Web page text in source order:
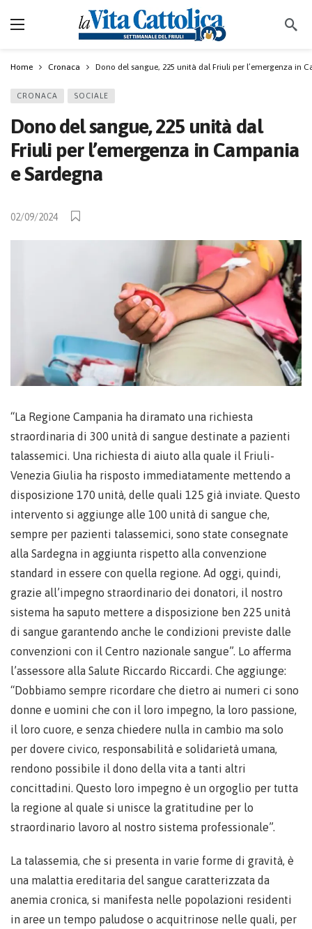
Home Cronaca Dono del sangue, 225 unità dal Friuli per l’emergenza in
CRONACA SOCIALE
Dono del sangue, 225 unità dal
Friuli per l’emergenza in Campania
e Sardegna
02/09/2024
“La Regione Campania ha diramato una richiesta
straordinaria di 300 unità di sangue destinate a pazienti
talassemici. Una richiesta di aiuto alla quale il Friuli-
Venezia Giulia ha risposto immediatamente mettendo a
disposizione 170 unità, delle quali 125 già inviate. Questo
intervento si aggiunge alle 100 unità di sangue che,
sempre per pazienti talassemici, sono state consegnate
alla Sardegna in aggiunta rispetto alla convenzione
standard in essere con quella regione. Ad oggi, quindi,
grazie all’impegno straordinario dei donatori, il nostro
sistema ha saputo mettere a disposizione ben 225 unità
di sangue garantendo anche le condizioni previste dalle
convenzioni con il Centro nazionale sangue”. Lo afferma
l’assessore alla Salute Riccardo Riccardi. Che aggiunge:
“Dobbiamo sempre ricordare che dietro ai numeri ci sono
donne e uomini che con il loro impegno, la loro passione,
il loro cuore, e senza chiedere nulla in cambio ma solo
per dovere civico, responsabilità e solidarietà umana,
rendono possibile il dono della vita a tanti altri
concittadini. Questo loro impegno è un orgoglio per tutta
la regione al quale si unisce la gratitudine per lo
straordinario lavoro al nostro sistema professionale”.
La talassemia, che si presenta in varie forme di gravità, è
una malattia ereditaria del sangue caratterizzata da
anemia cronica, si manifesta nelle popolazioni residenti
in aree un tempo paludose o acquitrinose nelle quali, per